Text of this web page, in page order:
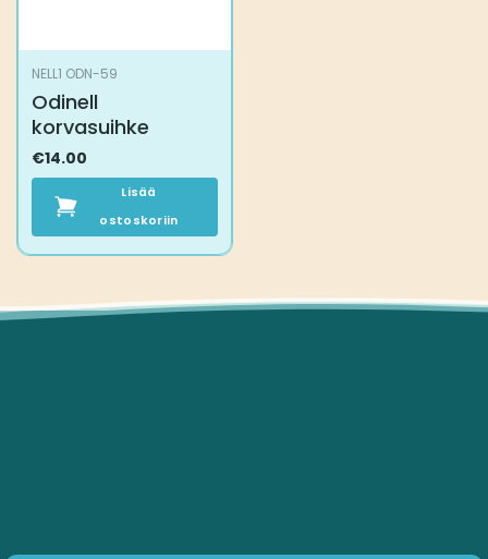
NELL1 ODN-59
Odinell
korvasuihke
€14.00
Lisää
ostoskoriin